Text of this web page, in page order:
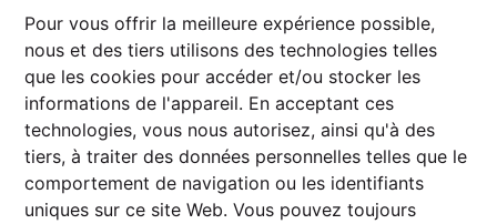
Pour vous offrir la meilleure expérience possible,
nous et des tiers utilisons des technologies telles
que les cookies pour accéder et/ou stocker les
informations de l'appareil. En acceptant ces
technologies, vous nous autorisez, ainsi qu'à des
tiers, à traiter des données personnelles telles que le
comportement de navigation ou les identifiants
uniques sur ce site Web. Vous pouvez toujours
À Vendre À Louer